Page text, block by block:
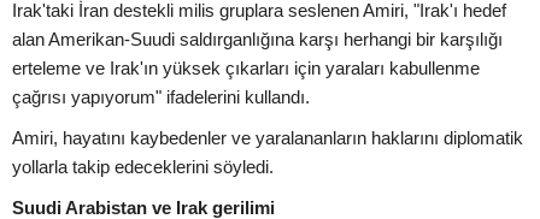
Irak'taki İran destekli milis gruplara seslenen Amiri, "Irak'ı hedef
alan Amerikan-Suudi saldırganlığına karşı herhangi bir karşılığı
erteleme ve Irak'ın yüksek çıkarları için yaraları kabullenme
çağrısı yapıyorum" ifadelerini kullandı.
Amiri, hayatını kaybedenler ve yaralananların haklarını diplomatik
yollarla takip edeceklerini söyledi.
Suudi Arabistan ve Irak gerilimi